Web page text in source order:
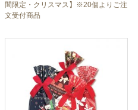
間限定・クリスマス】※20個よりご注
文受付商品